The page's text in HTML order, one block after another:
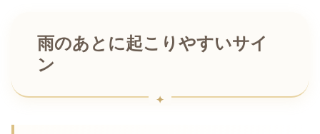
雨のあとに起こりやすいサイ
ン